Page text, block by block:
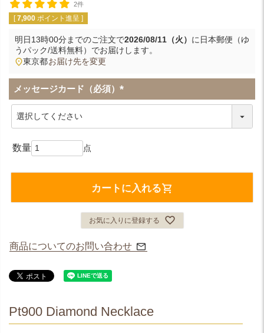
2件
[ 7,900 ポイント進呈 ]
明日13時00分までのご注文で2026/08/11（火） に 日本郵便（ゆ
うパック/送料無料） でお届けします。
東京都お届け先を変更
メッセージカード（必須）
(
カートに入れる
お気に入りに登録する
商品についてのお問い合わせ
Pt900 Diamond Necklace